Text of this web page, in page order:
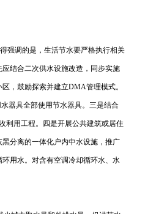
强调的是，生活节水要严格执行相关
结合二次供水设施改造，同步实施
，鼓励探索并建立DMA管理模式。
器具全部使用节水器具。三是结合
利用工程。四是开展公共建筑或居住
分离的一体化户内中水设施，推广
用水。对含有空调冷却循环水、水